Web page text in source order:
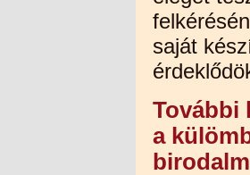
saját
További
a